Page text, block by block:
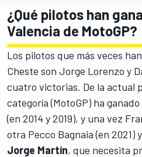
¿Qué pilotos han
Valencia de MotoGP?
Los pilotos que más veces
Cheste son Jorge Lorenzo y
cuatro victorias. De la actual
categoría (MotoGP) ha
(en 2014 y 2019), y una vez
otra Pecco Bagnaia(en 2021)
Jorge Martín, que necesita